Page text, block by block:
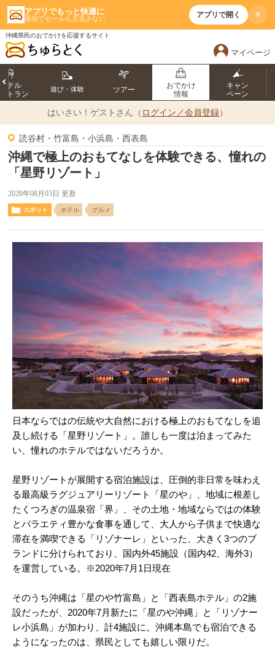
アプリでもっと快適に
通知でセールも見逃さない アプリで開く ×
沖縄県民のおでかけを応援するサイト
マイページ
ホテル
トラン
遊び・体験 ツアー
おでかけ
情報
キャン
ペーン
はいさい！ ゲストさん（ ログイン／会員登録）
読谷村・竹富島・小浜島・西表島
沖縄で極上のおもてなしを体験できる、憧れの
「星野リゾート」
2020年08月03日 更新
スポット ホテル グルメ
日本ならではの伝統や大自然における極上のおもてなしを追
及し続ける「星野リゾート」。誰しも一度は泊まってみた
い、憧れのホテルではないだろうか。
星野リゾートが展開する宿泊施設は、圧倒的非日常を味わえ
る最高級ラグジュアリーリゾート「星のや」、地域に根差し
たくつろぎの温泉宿「界」、その土地・地域ならではの体験
とバラエティ豊かな食事を通して、大人から子供まで快適な
滞在を満喫できる「リゾナーレ」といった、大きく3つのブ
ランドに分けられており、国内外45施設（国内42、海外3）
を運営している。※2020年7月1日現在
そのうち沖縄は「星のや竹富島」と「西表島ホテル」の2施
設だったが、2020年7月新たに「星のや沖縄」と「リゾナー
レ小浜島」が加わり、計4施設に。沖縄本島でも宿泊できる
ようになったのは、県民としても嬉しい限りだ。